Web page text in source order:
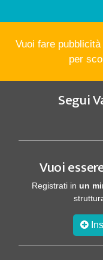
Vuoi fare
per
Segui
Vuoi
Registrati in un